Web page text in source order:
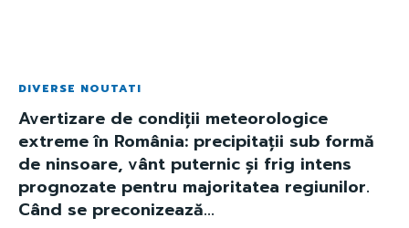
DIVERSE NOUTATI
Avertizare de condiții meteorologice
extreme în România: precipitații sub formă
de ninsoare, vânt puternic și frig intens
prognozate pentru majoritatea regiunilor.
Când se preconizează...